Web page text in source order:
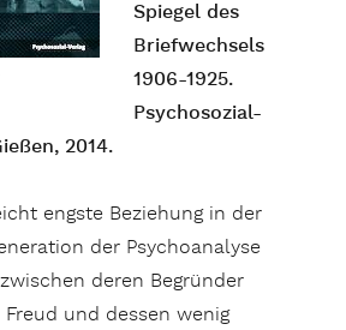
Spiegel des
Briefwechsels
1906-1925.
Psychosozial-
2014.
engste Beziehung in der
der Psychoanalyse
deren Begründer
Freud und dessen wenig